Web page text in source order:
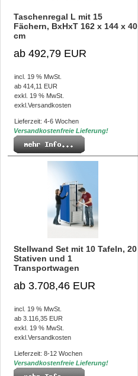
Taschenregal L mit 15
Fächern, BxHxT 162 x 144 x 40
cm
ab 492,79 EUR
incl. 19 % MwSt.
ab 414,11 EUR
exkl. 19 % MwSt.
exkl. Versandkosten
Lieferzeit: 4-6 Wochen
Versandkostenfreie Lieferung!
Stellwand Set mit 10 Tafeln, 20
Stativen und 1
Transportwagen
ab 3.708,46 EUR
incl. 19 % MwSt.
ab 3.116,35 EUR
exkl. 19 % MwSt.
exkl. Versandkosten
Lieferzeit: 8-12 Wochen
Versandkostenfreie Lieferung!